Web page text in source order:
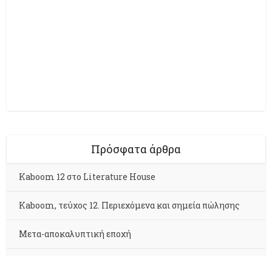
Πρόσφατα άρθρα
Kaboom 12 στο Literature House
Kaboom, τεύχος 12. Περιεχόμενα και σημεία πώλησης
Μετα-αποκαλυπτική εποχή